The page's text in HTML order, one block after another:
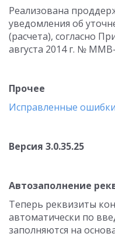
Реализована
уведомления об
(расчета), согласно
августа 2014 г. №
Прочее
Исправленные ошибки
Версия 3.0.35.25
Автозаполнение
Теперь реквизиты
автоматически по
заполняются на